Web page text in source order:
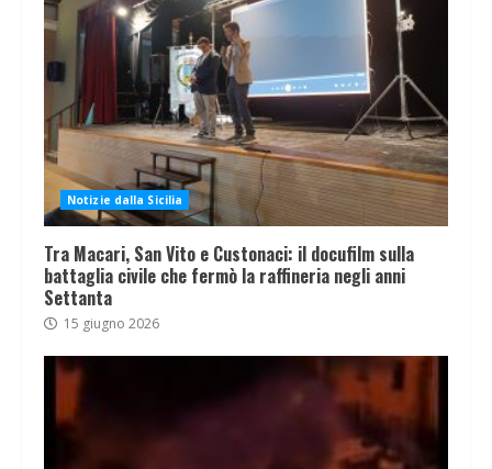
Notizie dalla Sicilia
Tra Macari, San Vito e Custonaci: il docufilm sulla
battaglia civile che fermò la raffineria negli anni
Settanta
15 giugno 2026